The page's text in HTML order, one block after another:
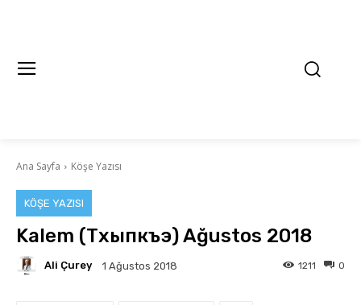
Ana Sayfa Köşe Yazısı
KÖŞE YAZISI
Kalem (Тхыпкъэ) Ağustos 2018
Ali Çurey 1 Ağustos 2018 0
1211